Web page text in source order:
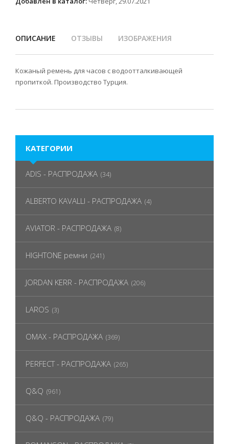
ОПИСАНИЕ ОТЗЫВЫ ИЗОБРАЖЕНИЯ
Кожаный ремень для часов с водоотталкивающей
пропиткой. Производство Турция.
КАТЕГОРИИ
ADIS - РАСПРОДАЖА (34)
ALBERTO KAVALLI - РАСПРОДАЖА (4)
AVIATOR - РАСПРОДАЖА (8)
HIGHTONE ремни (241)
JORDAN KERR - РАСПРОДАЖА (206)
LAROS (3)
OMAX - РАСПРОДАЖА (369)
PERFECT - РАСПРОДАЖА (265)
Q&Q (961)
Q&Q - РАСПРОДАЖА (79)